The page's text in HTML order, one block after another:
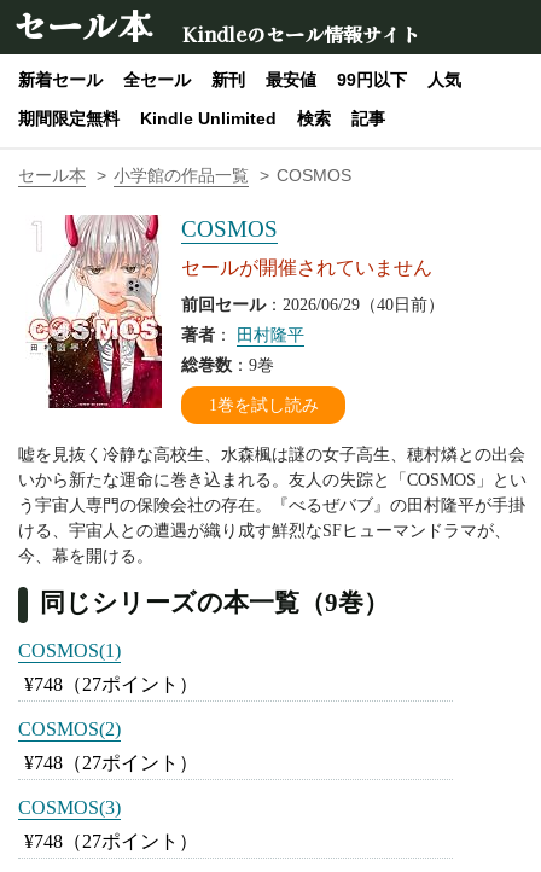
セール本 Kindleのセール情報サイト
新着セール 全セール 新刊 最安値 99円以下
人気
期間限定無料
Kindle Unlimited 検索 記事
セール本 小学館の作品一覧 COSMOS
COSMOS
セールが開催されていません
前回セール：2026/06/29（40日前）
著者 ：
田村隆平
総巻数 ：9巻
1巻を試し読み
嘘を見抜く冷静な高校生、水森楓は謎の女子高生、穂村燐との出会
いから新たな運命に巻き込まれる。友人の失踪と「COSMOS」とい
う宇宙人専門の保険会社の存在。『べるぜバブ』の田村隆平が手掛
ける、宇宙人との遭遇が織り成す鮮烈なSFヒューマンドラマが、
今、幕を開ける。
同じシリーズの本一覧（9巻）
COSMOS(1)
¥748 （27ポイント）
COSMOS(2)
¥748 （27ポイント）
COSMOS(3)
¥748 （27ポイント）